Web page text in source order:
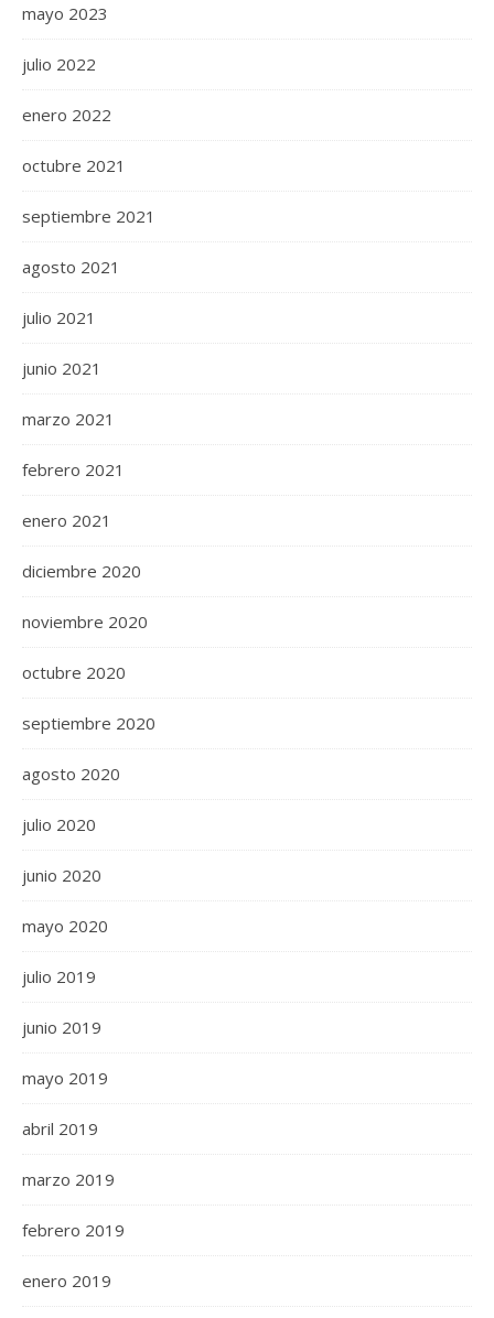
mayo 2023
julio 2022
enero 2022
octubre 2021
septiembre 2021
agosto 2021
julio 2021
junio 2021
marzo 2021
febrero 2021
enero 2021
diciembre 2020
noviembre 2020
octubre 2020
septiembre 2020
agosto 2020
julio 2020
junio 2020
mayo 2020
julio 2019
junio 2019
mayo 2019
abril 2019
marzo 2019
febrero 2019
enero 2019